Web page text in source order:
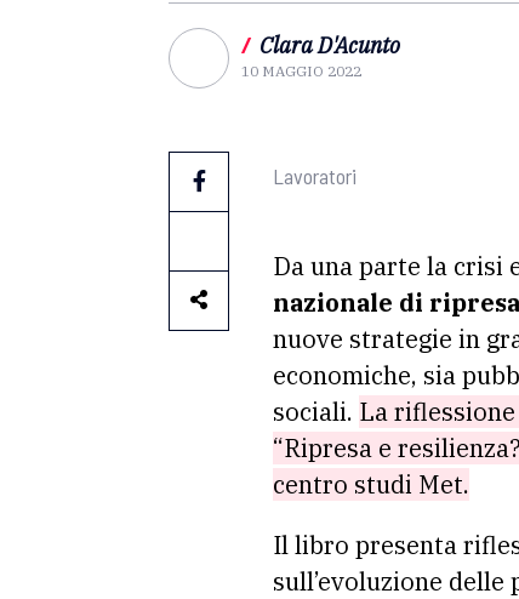
/ Clara D'Acunto
10 MAGGIO 2022
Lavoratori
Da una parte la crisi
nazionale di
nuove strategie in
economiche, sia
sociali. La
“Ripresa e
centro studi Met.
Il libro presenta
sull’evoluzione